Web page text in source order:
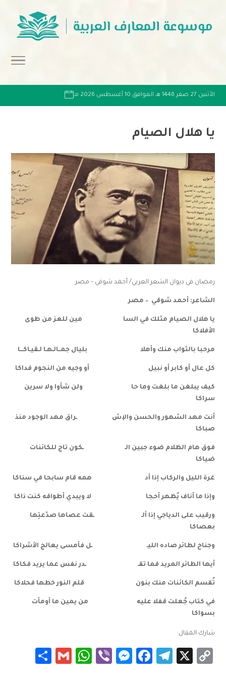
الأثنين 27 صفر 1448 هـ الموافق 10 أغسطس 2026 مـ
يا هلال الصيام
رمضان في ديوان الشعر العربي/ أحمد شوقي – مصر
الشاعر: أحمد شوقي – مصر
يا هلال الصيام مثلك في السا مين للعز من طوى
الأفلاكا
مرحبا بالثواب منك وأهلا بليال جمــالـهـا لـقيـاكـــا
كل عال أو كابر أو نبيل أو وجيه من النجوم فداكا
كيف يبلغن ما بلغت وما حا ولن شأوا ولا سرين
سراكا
أنت مهد الشهور والحسن والإش ـراق مهد الوجود منذ
صباكا
فوق هام الظلام ضوء جبين الـ ـكون تاج للكائنات
ضياكا
غرة الليل والركاب إذا أد همه قام سابحا في سناكا
وإذا ما أناف يُظهر أحجا لا ويبدي أطواقه كنت ذاكا
ورقيب على الدياجي إذا ألـ ـقت عصاها صدّعتِها
بعصاكا
وجناح لطائر صاده الليـ ـل فأمسى يعالج الأشراكا
أيها الطائر المريد فما تقـ ـدر نفس عما يريد فكاكا
تُقسم الكائنات منك بنون قلم النور خطها فحلاكا
في كتاب جُعلت قفلا عليه من يمين ما أومأت
بسواكا
شارك المقال:
Copy
X
Telegram
Facebook
Messenger
Viber
WhatsApp
Gmail